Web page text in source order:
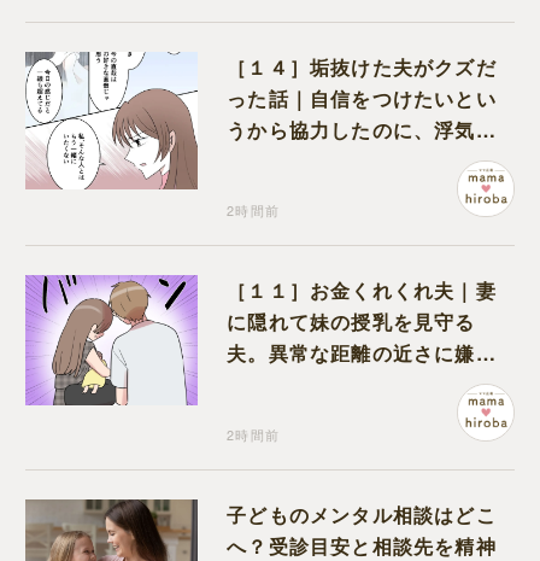
［１４］垢抜けた夫がクズだ
った話｜自信をつけたいとい
うから協力したのに、浮気と
2時間前
［１１］お金くれくれ夫｜妻
に隠れて妹の授乳を見守る
夫。異常な距離の近さに嫌悪
2時間前
子どものメンタル相談はどこ
へ？受診目安と相談先を精神